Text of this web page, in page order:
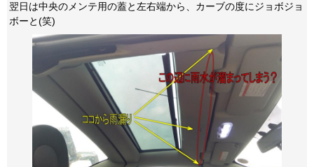
翌日は中央のメンテ用の蓋と左右端から、カーブの度にジョボジョ
ボーと(笑)